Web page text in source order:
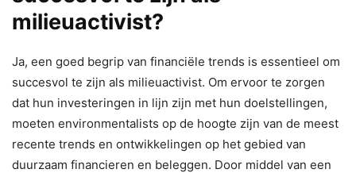
milieuactivist?
Ja, een goed begrip van financiële trends is essentieel om
succesvol te zijn als milieuactivist. Om ervoor te zorgen
dat hun investeringen in lijn zijn met hun doelstellingen,
moeten environmentalists op de hoogte zijn van de meest
recente trends en ontwikkelingen op het gebied van
duurzaam financieren en beleggen. Door middel van een